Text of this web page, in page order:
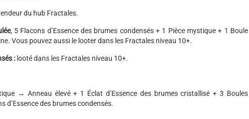
du hub Fractales.
, 5 Flacons d’Essence des brumes condensés + 1 Pièce mystique + 1 Boule
Vous pouvez aussi le looter dans les Fractales niveau 10+.
: looté dans les Fractales niveau 10+.
→ Anneau élevé + 1 Éclat d’Essence des brumes cristallisé + 3 Boules
d’Essence des brumes condensés.